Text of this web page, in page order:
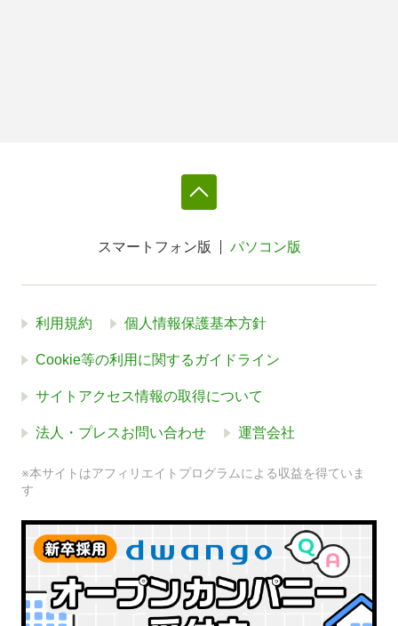
スマートフォン版 パソコン版
利用規約 個人情報保護基本方針
Cookie等の利用に関するガイドライン
サイトアクセス情報の取得について
法人・プレスお問い合わせ 運営会社
※本サイトはアフィリエイトプログラムによる収益を得ていま
す